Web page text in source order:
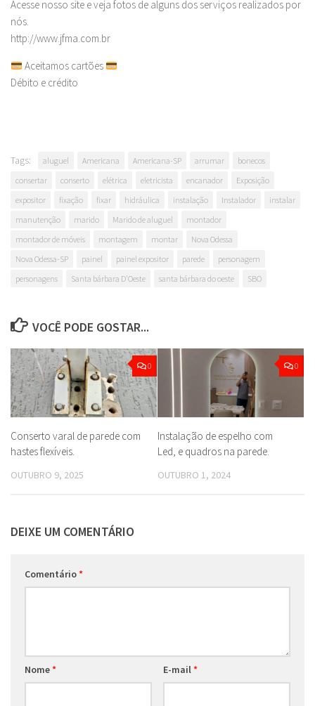
Acesse nosso site e veja fotos de alguns dos serviços realizados por
nós.
http://www.jfma.com.br
Aceitamos cartões
Débito e crédito
Tags: aluguel Americana Americana-SP arrumar
bonecos
consertar
conserto elétrica eletricista encanador
Exposição
expositor
fixação fixar hidráulica instalação Instalador
instalar
manutenção
marido Marido de aluguel
montador
montador de móveis
montagem montar
Nova Odessa
Nova Odessa-SP
painel painel expositor parede
personagem
personagens
Santa bárbara D'Oeste santa bárbara do oeste SBO
VOCÊ PODE GOSTAR...
0
Conserto varal de parede com
hastes flexíveis.
OUTUBRO 9, 2025
0
Instalação de espelho com
Led, e quadros na parede.
OUTUBRO 1, 2024
DEIXE UM COMENTÁRIO
Comentário*
Nome* E-mail *